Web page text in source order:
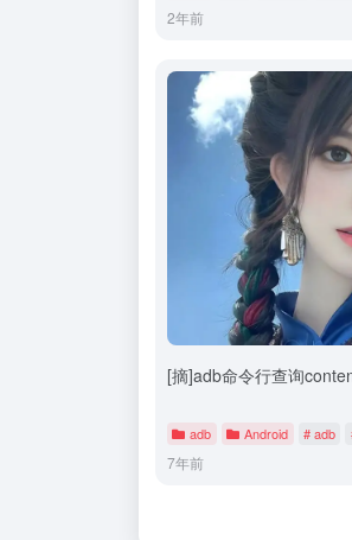
2年前
[摘]adb命令行查询
adb Android # adb
7年前